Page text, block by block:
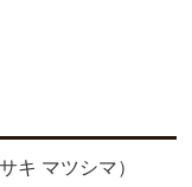
キ マツシマ）